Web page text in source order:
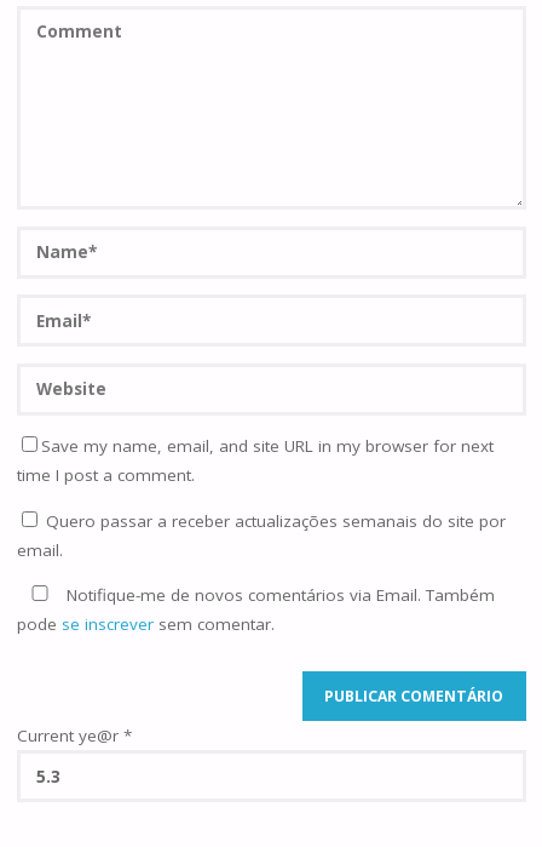
Save my name, email, and site URL in my browser for next
time I post a comment.
Quero passar a receber actualizações semanais do site por
email.
Notifique-me de novos comentários via Email. Também
pode se inscreversem comentar.
Current ye@r *